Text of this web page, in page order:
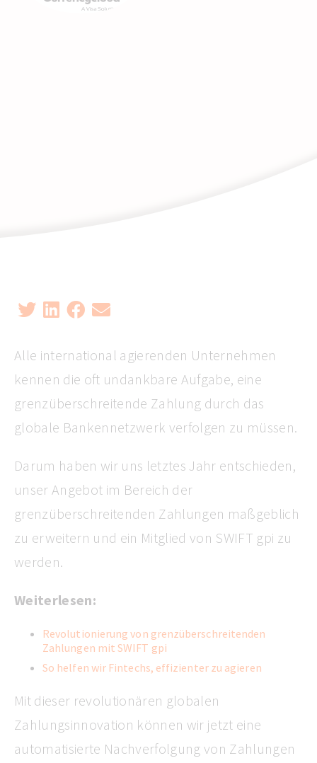
Alle international agierenden Unternehmen
kennen die oft undankbare Aufgabe, eine
grenzüberschreitende Zahlung durch das
globale Bankennetzwerk verfolgen zu müssen.
Darum haben wir uns letztes Jahr entschieden,
unser Angebot im Bereich der
grenzüberschreitenden Zahlungen maßgeblich
zu erweitern und ein Mitglied von SWIFT gpi zu
werden.
Weiterlesen:
Revolutionierung von grenzüberschreitenden
Zahlungen mit SWIFT gpi
So helfen wir Fintechs, effizienter zu agieren
Mit dieser revolutionären globalen
Zahlungsinnovation können wir jetzt eine
automatisierte Nachverfolgung von Zahlungen